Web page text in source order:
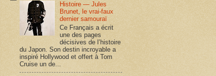
Histoire — Jules
Brunet, le vrai-faux
dernier samouraï
Ce Français a écrit
une des pages
décisives de l’histoire
du Japon. Son destin incroyable a
inspiré Hollywood et offert à Tom
Cruise un de...